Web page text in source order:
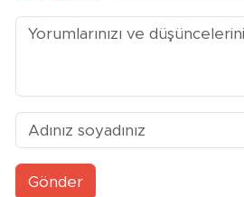
Gönder